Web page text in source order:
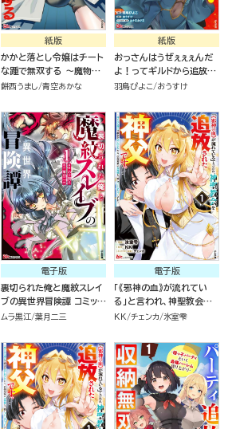
紙版
かかと落とし令嬢はチート
な踵で無双する ～魔物を
即死させて楽しんでいた
壊しました～（１）
餅西うまし 青空あかな
紙版
おっさんはうぜぇぇぇんだ
よ！ってギルドから追放し
たくせに、後から復帰要請
仲間と出会った俺はこっち
で最強を目指す！（５）
羽鳥ぴよこ おうすけ
電子版
裏切られた俺と魔紋スレイ
ブの異世界冒険譚 コミック
版 （1）
ムラ黒江 葉月二三
電子版
「《邪神の血》が流れてい
る」と言われ、神聖教会を
追放された神父です。 ～理
されたら、信仰対象の女神
様も一緒についてきちゃい
ました～ コミック版 （1）
KK チェンカ 氷室雫